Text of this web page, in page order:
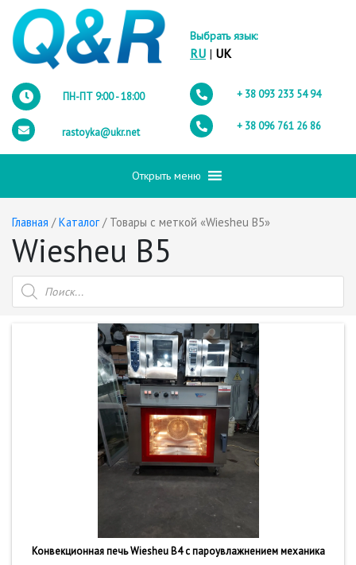
Выбрать язык:
RU | UK
ПН-ПТ 9:00 - 18:00
rastoyka@ukr.net
+ 38 093 233 54 94
+ 38 096 761 26 86
Открыть меню
Главная /Каталог/ Товары с меткой «Wiesheu B5»
Wiesheu B5
Поиск
товаров
Конвекционная печь Wiesheu B4 с пароувлажнением механика